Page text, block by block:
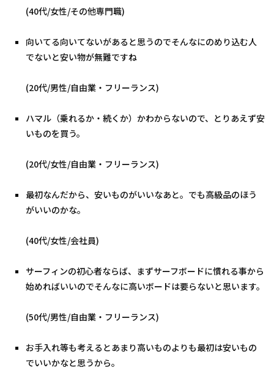
(40代/女性/その他専門職)
向いてる向いてないがあると思うのでそんなにのめり込む人
でないと安い物が無難ですね
(20代/男性/自由業・フリーランス)
ハマル（乗れるか・続くか）かわからないので、とりあえず安
いものを買う。
(20代/女性/自由業・フリーランス)
最初なんだから、安いものがいいなあと。でも高級品のほう
がいいのかな。
(40代/女性/会社員)
サーフィンの初心者ならば、まずサーフボードに慣れる事から
始めればいいのでそんなに高いボードは要らないと思います。
(50代/男性/自由業・フリーランス)
お手入れ等も考えるとあまり高いものよりも最初は安いもの
でいいかなと思うから。